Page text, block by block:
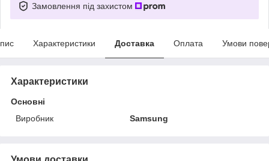
Замовлення під захистом
Характеристики Доставка Оплата Умови
Характеристики
Основні
Виробник
Samsung